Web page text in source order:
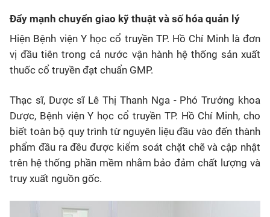
Đẩy mạnh chuyển giao kỹ thuật và số hóa quản lý
Hiện Bệnh viện Y học cổ truyền TP. Hồ Chí Minh là đơn
vị đầu tiên trong cả nước vận hành hệ thống sản xuất
thuốc cổ truyền đạt chuẩn GMP.
Thạc sĩ, Dược sĩ Lê Thị Thanh Nga - Phó Trưởng khoa
Dược, Bệnh viện Y học cổ truyền TP. Hồ Chí Minh, cho
biết toàn bộ quy trình từ nguyên liệu đầu vào đến thành
phẩm đầu ra đều được kiểm soát chặt chẽ và cập nhật
trên hệ thống phần mềm nhằm bảo đảm chất lượng và
truy xuất nguồn gốc.